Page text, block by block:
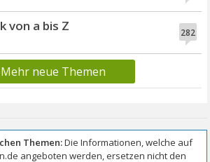
282
von a bis Z
Mehr neue Themen